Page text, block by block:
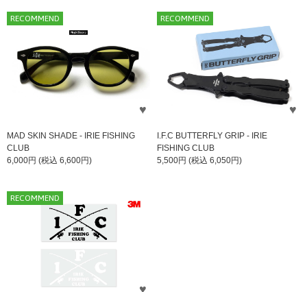
RECOMMEND
MAD SKIN SHADE - IRIE FISHING
CLUB
6,000円 (税込 6,600円)
RECOMMEND
I.F.C BUTTERFLY GRIP - IRIE
FISHING CLUB
5,500円 (税込 6,050円)
RECOMMEND